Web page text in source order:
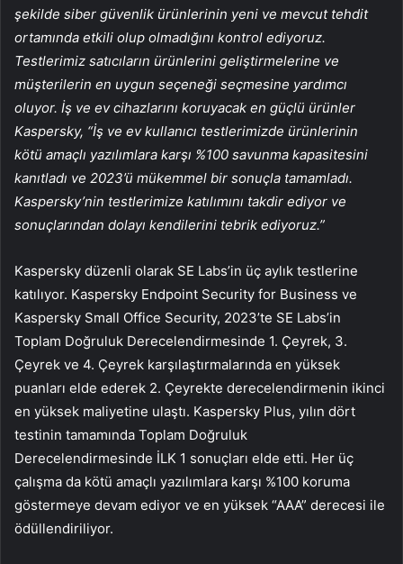
şekilde siber güvenlik ürünlerinin yeni ve mevcut tehdit
ortamında etkili olup olmadığını kontrol ediyoruz.
Testlerimiz satıcıların ürünlerini geliştirmelerine ve
müşterilerin en uygun seçeneği seçmesine yardımcı
oluyor. İş ve ev cihazlarını koruyacak en güçlü ürünler
Kaspersky, “İş ve ev kullanıcı testlerimizde ürünlerinin
kötü amaçlı yazılımlara karşı %100 savunma kapasitesini
kanıtladı ve 2023’ü mükemmel bir sonuçla tamamladı.
Kaspersky’nin testlerimize katılımını takdir ediyor ve
sonuçlarından dolayı kendilerini tebrik ediyoruz.”
Kaspersky düzenli olarak SE Labs’in üç aylık testlerine
katılıyor. Kaspersky Endpoint Security for Business ve
Kaspersky Small Office Security, 2023’te SE Labs’in
Toplam Doğruluk Derecelendirmesinde 1. Çeyrek, 3.
Çeyrek ve 4. Çeyrek karşılaştırmalarında en yüksek
puanları elde ederek 2. Çeyrekte derecelendirmenin ikinci
en yüksek maliyetine ulaştı. Kaspersky Plus, yılın dört
testinin tamamında Toplam Doğruluk
Derecelendirmesinde İLK 1 sonuçları elde etti. Her üç
çalışma da kötü amaçlı yazılımlara karşı %100 koruma
göstermeye devam ediyor ve en yüksek “AAA” derecesi ile
ödüllendiriliyor.